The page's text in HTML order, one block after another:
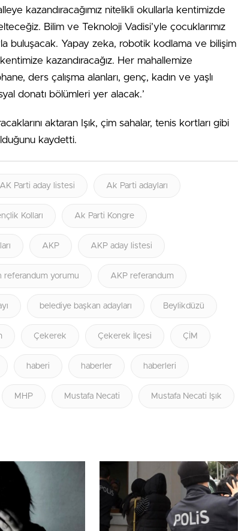
kazandıracağımız nitelikli okullarla kentimizde
Bilim ve Teknoloji Vadisi’yle çocuklarımız
buluşacak. Yapay zeka, robotik kodlama ve bilişim
kazandıracağız. Her mahallemize
ders çalışma alanları, genç, kadın ve yaşlı
donatı bölümleri yer alacak.’
aktaran Işık, çim sahalar, tenis kortları gibi
kaydetti.
AK Parti aday listesi Ak Parti adayları
Kolları Ak Parti Kongre
AKP AKP aday listesi
referandum yorumu AKP referandum
belediye başkan adayları Beylikdüzü
Çekerek Çekerek İlçesi ÇİM
haberi haberler haberleri
MHP Mustafa Necati Mustafa Necati Işık